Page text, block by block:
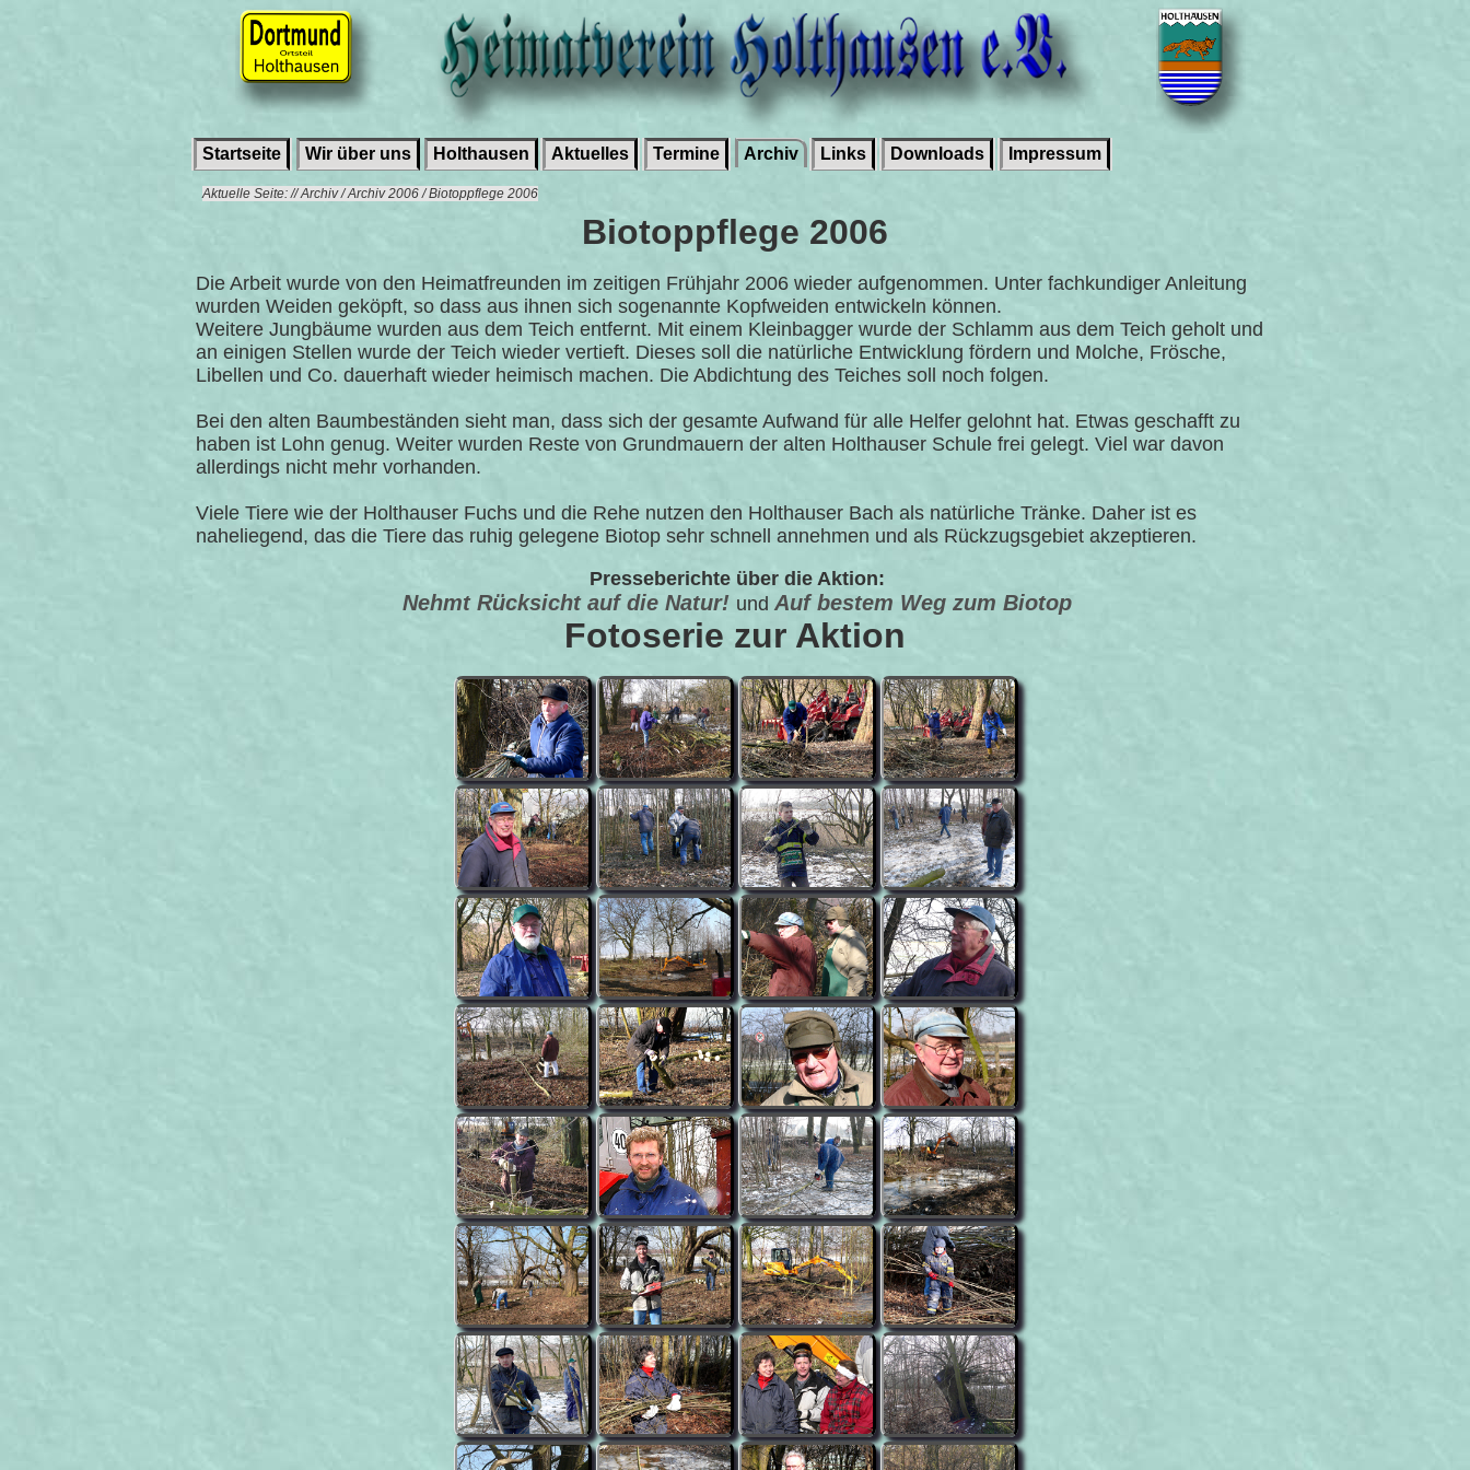
Startseite Wir über uns Holthausen Aktuelles Termine Archiv Links Downloads Impressum
Aktuelle Seite: // Archiv / Archiv 2006 / Biotoppflege 2006
Biotoppflege 2006
Die Arbeit wurde von den Heimatfreunden im zeitigen Frühjahr 2006 wieder aufgenommen. Unter fachkundiger Anleitung
wurden Weiden geköpft, so dass aus ihnen sich sogenannte Kopfweiden entwickeln können.
Weitere Jungbäume wurden aus dem Teich entfernt. Mit einem Kleinbagger wurde der Schlamm aus dem Teich geholt und
an einigen Stellen wurde der Teich wieder vertieft. Dieses soll die natürliche Entwicklung fördern und Molche, Frösche,
Libellen und Co. dauerhaft wieder heimisch machen. Die Abdichtung des Teiches soll noch folgen.
Bei den alten Baumbeständen sieht man, dass sich der gesamte Aufwand für alle Helfer gelohnt hat. Etwas geschafft zu
haben ist Lohn genug. Weiter wurden Reste von Grundmauern der alten Holthauser Schule frei gelegt. Viel war davon
allerdings nicht mehr vorhanden.
Viele Tiere wie der Holthauser Fuchs und die Rehe nutzen den Holthauser Bach als natürliche Tränke. Daher ist es
naheliegend, das die Tiere das ruhig gelegene Biotop sehr schnell annehmen und als Rückzugsgebiet akzeptieren.
Presseberichte über die Aktion:
Nehmt Rücksicht auf die Natur! und Auf bestem Weg zum Biotop
Fotoserie zur Aktion